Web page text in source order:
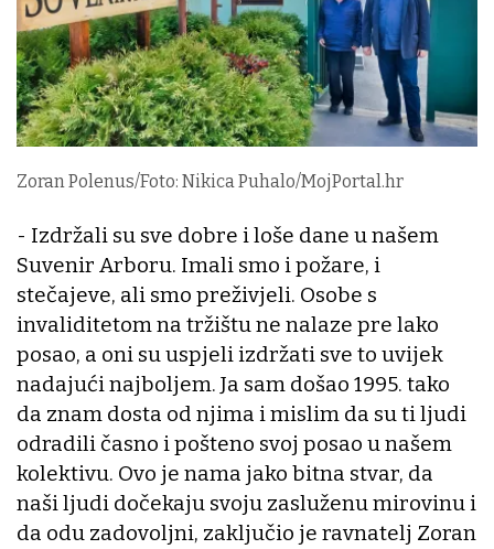
Zoran Polenus/Foto: Nikica Puhalo/MojPortal.hr
- Izdržali su sve dobre i loše dane u našem
Suvenir Arboru. Imali smo i požare, i
stečajeve, ali smo preživjeli. Osobe s
invaliditetom na tržištu ne nalaze pre lako
posao, a oni su uspjeli izdržati sve to uvijek
nadajući najboljem. Ja sam došao 1995. tako
da znam dosta od njima i mislim da su ti ljudi
odradili časno i pošteno svoj posao u našem
kolektivu. Ovo je nama jako bitna stvar, da
naši ljudi dočekaju svoju zasluženu mirovinu i
da odu zadovoljni, zaključio je ravnatelj Zoran